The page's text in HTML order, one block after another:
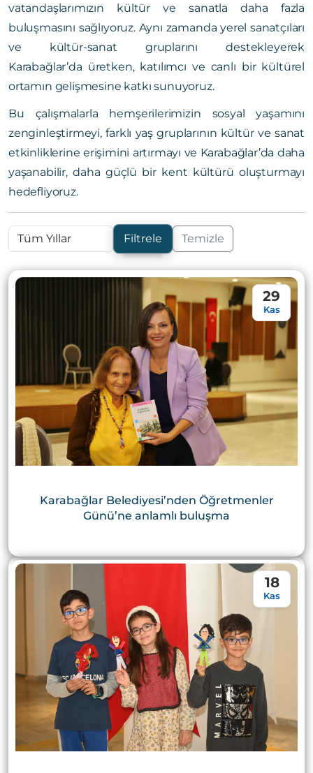
vatandaşlarımızın kültür ve sanatla daha fazla
buluşmasını sağlıyoruz. Aynı zamanda yerel sanatçıları
ve kültür-sanat gruplarını destekleyerek
Karabağlar’da üretken, katılımcı ve canlı bir kültürel
ortamın gelişmesine katkı sunuyoruz.
Bu çalışmalarla hemşerilerimizin sosyal yaşamını
zenginleştirmeyi, farklı yaş gruplarının kültür ve sanat
etkinliklerine erişimini artırmayı ve Karabağlar’da daha
yaşanabilir, daha güçlü bir kent kültürü oluşturmayı
hedefliyoruz.
Filtrele Temizle
29
Kas
Karabağlar Belediyesi’nden Öğretmenler
Günü’ne anlamlı buluşma
18
Kas